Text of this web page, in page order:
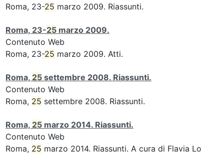
Roma, 23-25 marzo 2009. Riassunti.
Roma, 23-25 marzo 2009.
Contenuto Web
Roma, 23-25 marzo 2009. Atti.
Roma, 25 settembre 2008. Riassunti.
Contenuto Web
Roma, 25 settembre 2008. Riassunti.
Roma, 25 marzo 2014. Riassunti.
Contenuto Web
Roma, 25 marzo 2014. Riassunti. A cura di Flavia